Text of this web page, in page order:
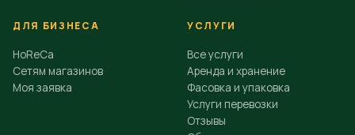
ДЛЯ БИЗНЕСА
HoReCa
Сетям магазинов
Моя заявка
УСЛУГИ
Все услуги
Аренда и хранение
Фасовка и упаковка
Услуги перевозки
Отзывы